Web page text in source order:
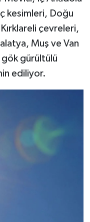
kesimleri, Doğu
çevreleri,
Muş ve Van
gök gürültülü
ediliyor.